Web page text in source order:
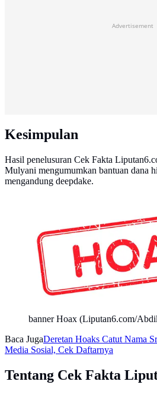
Advertisement
Kesimpulan
Hasil penelusuran Cek Fakta
Mulyani mengumumkan bantuan dana
mengandung deepdake.
banner Hoax (Liputan6.com/
Baca JugaDeretan Hoaks Catut Nama
Media Sosial, Cek Daftarnya
Tentang Cek Fakta